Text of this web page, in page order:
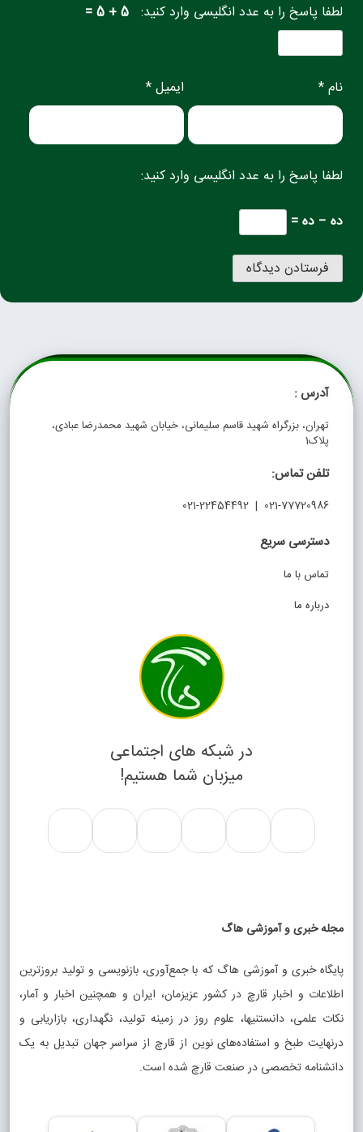
لطفا پاسخ را به عدد انگلیسی وارد کنید: 5 + 5 =
نام * ایمیل *
لطفا پاسخ را به عدد انگلیسی وارد کنید:
ده − ده =
آدرس :
تهران، بزرگراه شهید قاسم سلیمانی، خیابان شهید محمدرضا عبادی،
پلاک1
تلفن تماس:
021-77720986 | 021-22454492
دسترسی سریع
تماس با ما
درباره ما
در شبکه های اجتماعی
میزبان شما هستیم!
مجله خبری و آموزشی هاگ
پایگاه خبری و آموزشی هاگ که با جمع‌آوری، بازنویسی و تولید بروزترین
اطلاعات و اخبار قارچ در کشور عزیزمان، ایران و همچنین اخبار و آمار،
نکات علمی، دانستنیها، علوم روز در زمینه تولید، نگهداری، بازاریابی و
درنهایت طبخ و استفاده‌های نوین از قارچ از سراسر جهان تبدیل به یک
دانشنامه تخصصی در صنعت قارچ شده است.